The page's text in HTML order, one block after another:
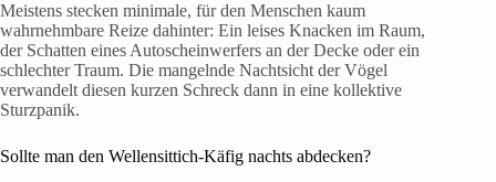
Meistens stecken minimale, für den Menschen kaum
wahrnehmbare Reize dahinter: Ein leises Knacken im Raum,
der Schatten eines Autoscheinwerfers an der Decke oder ein
schlechter Traum. Die mangelnde Nachtsicht der Vögel
verwandelt diesen kurzen Schreck dann in eine kollektive
Sturzpanik.
Sollte man den Wellensittich-Käfig nachts abdecken?